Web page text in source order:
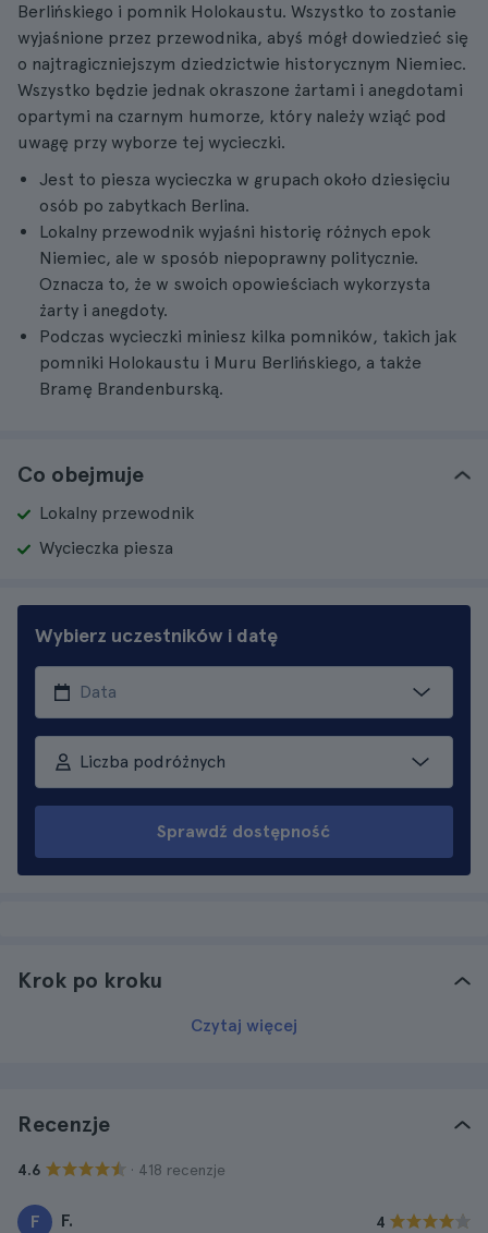
Berlińskiego i pomnik Holokaustu. Wszystko to zostanie
wyjaśnione przez przewodnika, abyś mógł dowiedzieć się
o najtragiczniejszym dziedzictwie historycznym Niemiec.
Wszystko będzie jednak okraszone żartami i anegdotami
opartymi na czarnym humorze, który należy wziąć pod
uwagę przy wyborze tej wycieczki.
Jest to piesza wycieczka w grupach około dziesięciu
osób po zabytkach Berlina.
Lokalny przewodnik wyjaśni historię różnych epok
Niemiec, ale w sposób niepoprawny politycznie.
Oznacza to, że w swoich opowieściach wykorzysta
żarty i anegdoty.
Podczas wycieczki miniesz kilka pomników, takich jak
pomniki Holokaustu i Muru Berlińskiego, a także
Bramę Brandenburską.
Co obejmuje
Lokalny przewodnik
Wycieczka piesza
Wybierz uczestników i datę
Liczba podróżnych
Sprawdź dostępność
Krok po kroku
Czytaj więcej
Recenzje
4.6 · 418 recenzje
F F. 4